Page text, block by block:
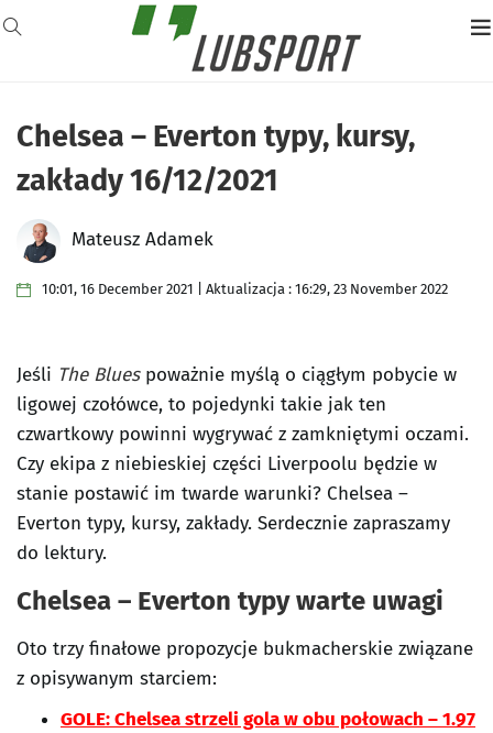
Chelsea – Everton typy, kursy,
zakłady 16/12/2021
Mateusz Adamek
10:01, 16 December 2021 | Aktualizacja : 16:29, 23 November 2022
Jeśli The Bluespoważnie myślą o ciągłym pobycie w
ligowej czołówce, to pojedynki takie jak ten
czwartkowy powinni wygrywać z zamkniętymi oczami.
Czy ekipa z niebieskiej części Liverpoolu będzie w
stanie postawić im twarde warunki? Chelsea –
Everton typy, kursy, zakłady. Serdecznie zapraszamy
do lektury.
Chelsea – Everton typy warte uwagi
Oto trzy finałowe propozycje bukmacherskie związane
z opisywanym starciem:
GOLE: Chelsea strzeli gola w obu połowach – 1.97